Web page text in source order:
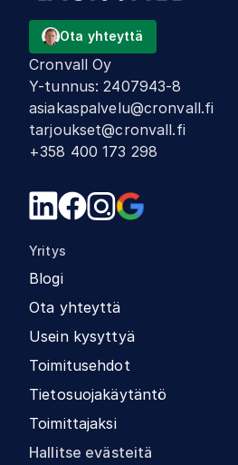
Ota yhteyttä
Cronvall Oy
Y-tunnus:2407943-8
asiakaspalvelu@cronvall.fi
tarjoukset@cronvall.fi
+358 400 173 298
Yritys
Blogi
Ota yhteyttä
Usein kysyttyä
Toimitusehdot
Tietosuojakäytäntö
Toimittajaksi
Hallitse evästeitä